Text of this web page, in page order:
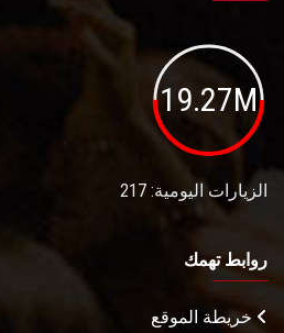
19.27M
الزيارات اليومية: 217
روابط تهمك
خريطة الموقع